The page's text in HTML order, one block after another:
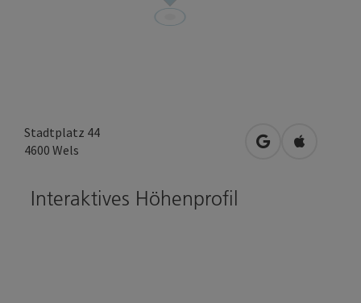
Stadtplatz 44
4600 Wels in Google Maps
in Apple
Interaktives Höhenprofil